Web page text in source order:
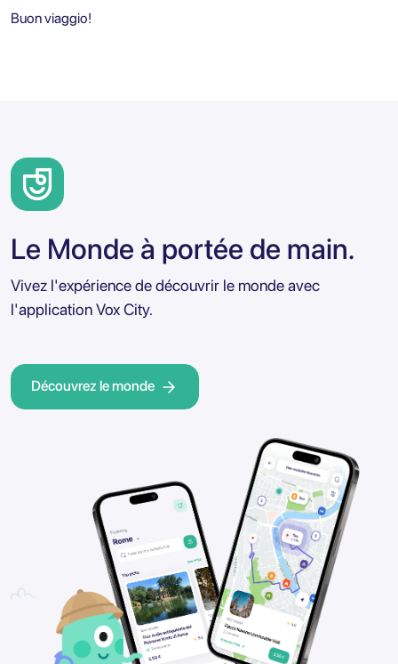
Buon viaggio!
Le Monde à portée de main.
Vivez l'expérience de découvrir le monde avec
l'application Vox City.
Découvrez le monde